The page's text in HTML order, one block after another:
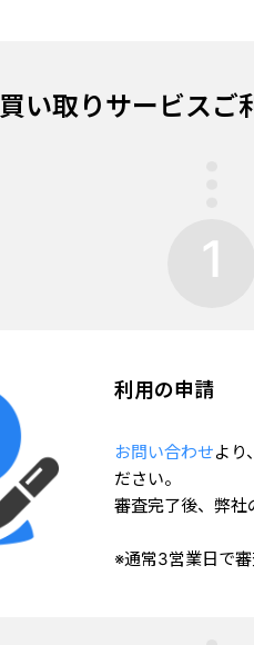
買い取りサービスご
1
利用の申請
お問い合わせより
ださい。
審査完了後、弊社
※通常3営業日で審